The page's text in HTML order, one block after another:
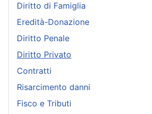
Diritto di Famiglia
Eredità-Donazione
Diritto Penale
Diritto Privato
Contratti
Risarcimento danni
Fisco e Tributi